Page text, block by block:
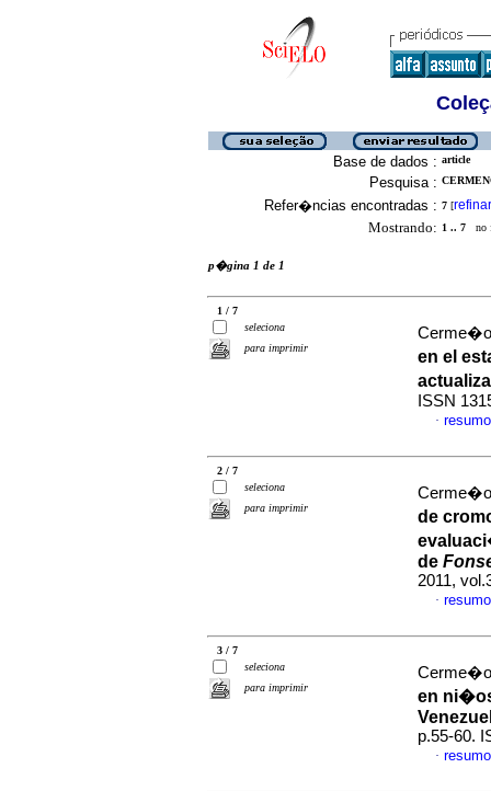
Base de dados : article
Pesquisa :
Refer�ncias encontradas : 7 [refinar
Mostrando: 1 .. 7 no
p�gina 1 de 1
1 / 7
seleciona
para imprimir
en el
ISSN
·
2 / 7
seleciona
para imprimir
de
de
2011,
·
3 / 7
seleciona
para imprimir
en
p.55-60.
·